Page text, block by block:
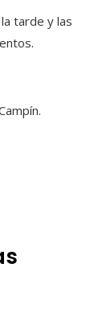
tarde y las